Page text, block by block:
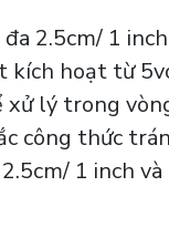
2.5cm/ 1 inch
kích hoạt từ
xử lý trong
công thức
1 inch